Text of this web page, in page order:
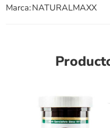
Marca:NATURALMAXX